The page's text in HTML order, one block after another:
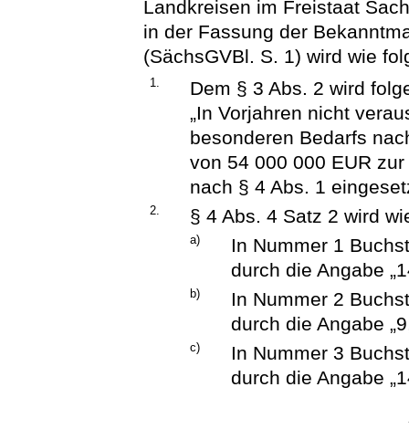
Landkreisen im Freistaat
in der Fassung der
(SächsGVBl. S. 1) wird wie
1.
Dem § 3 Abs. 2 wird
„In Vorjahren nicht
besonderen Bedarfs
von 54 000 000 EUR
nach § 4 Abs. 1
2. § 4 Abs. 4 Satz 2 wird
a)
In Nummer 1
durch die Angabe
b)
In Nummer 2
durch die Angabe
c)
In Nummer 3
durch die Angabe